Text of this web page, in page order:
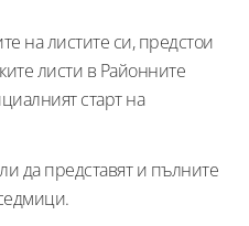
на листите си, предстои
листи в Районните
старт на
да представят и пълните